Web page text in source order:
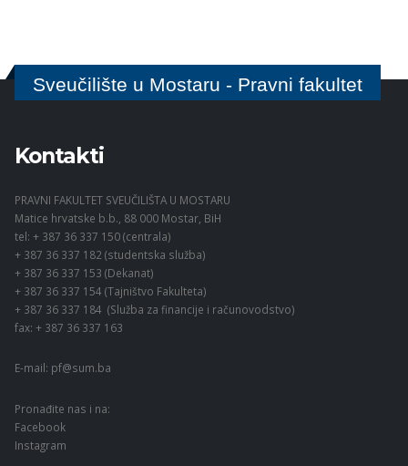
Sveučilište u Mostaru - Pravni fakultet
Kontakti
PRAVNI FAKULTET SVEUČILIŠTA U MOSTARU
Matice hrvatske b.b., 88 000 Mostar, BiH
tel: + 387 36 337 150 (centrala)
+ 387 36 337 182 (studentska služba)
+ 387 36 337 153 (Dekanat)
+ 387 36 337 154 (Tajništvo Fakulteta)
+ 387 36 337 184 (Služba za financije i računovodstvo)
fax: + 387 36 337 163
E-mail: pf@sum.ba
Pronađite nas i na:
Facebook
Instagram